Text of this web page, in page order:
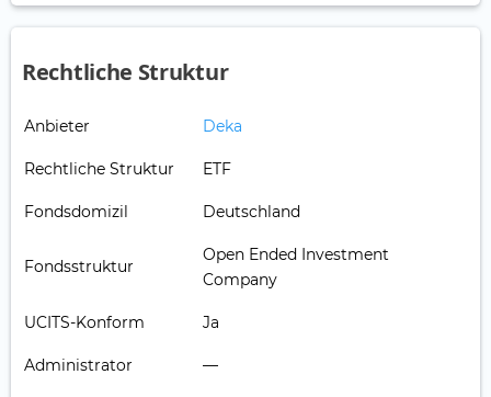
Rechtliche Struktur
Anbieter Deka
Rechtliche Struktur ETF
Fondsdomizil Deutschland
Fondsstruktur
Open Ended Investment
Company
UCITS-Konform Ja
Administrator —